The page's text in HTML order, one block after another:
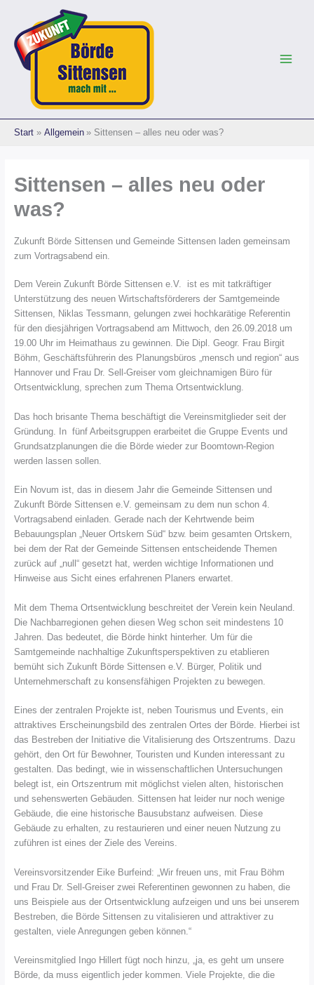
springen
Start Allgemein Sittensen – alles neu oder was?
Sittensen – alles neu oder
was?
Zukunft Börde Sittensen und Gemeinde Sittensen laden gemeinsam
zum Vortragsabend ein.
Dem Verein Zukunft Börde Sittensen e.V. ist es mit tatkräftiger
Unterstützung des neuen Wirtschaftsförderers der Samtgemeinde
Sittensen, Niklas Tessmann, gelungen zwei hochkarätige Referentin
für den diesjährigen Vortragsabend am Mittwoch, den 26.09.2018 um
19.00 Uhr im Heimathaus zu gewinnen. Die Dipl. Geogr. Frau Birgit
Böhm, Geschäftsführerin des Planungsbüros „mensch und region“ aus
Hannover und Frau Dr. Sell-Greiser vom gleichnamigen Büro für
Ortsentwicklung, sprechen zum Thema Ortsentwicklung.
Das hoch brisante Thema beschäftigt die Vereinsmitglieder seit der
Gründung. In fünf Arbeitsgruppen erarbeitet die Gruppe Events und
Grundsatzplanungen die die Börde wieder zur Boomtown-Region
werden lassen sollen.
Ein Novum ist, das in diesem Jahr die Gemeinde Sittensen und
Zukunft Börde Sittensen e.V. gemeinsam zu dem nun schon 4.
Vortragsabend einladen. Gerade nach der Kehrtwende beim
Bebauungsplan „Neuer Ortskern Süd“ bzw. beim gesamten Ortskern,
bei dem der Rat der Gemeinde Sittensen entscheidende Themen
zurück auf „null“ gesetzt hat, werden wichtige Informationen und
Hinweise aus Sicht eines erfahrenen Planers erwartet.
Mit dem Thema Ortsentwicklung beschreitet der Verein kein Neuland.
Die Nachbarregionen gehen diesen Weg schon seit mindestens 10
Jahren. Das bedeutet, die Börde hinkt hinterher. Um für die
Samtgemeinde nachhaltige Zukunftsperspektiven zu etablieren
bemüht sich Zukunft Börde Sittensen e.V. Bürger, Politik und
Unternehmerschaft zu konsensfähigen Projekten zu bewegen.
Eines der zentralen Projekte ist, neben Tourismus und Events, ein
attraktives Erscheinungsbild des zentralen Ortes der Börde. Hierbei ist
das Bestreben der Initiative die Vitalisierung des Ortszentrums. Dazu
gehört, den Ort für Bewohner, Touristen und Kunden interessant zu
gestalten. Das bedingt, wie in wissenschaftlichen Untersuchungen
belegt ist, ein Ortszentrum mit möglichst vielen alten, historischen
und sehenswerten Gebäuden. Sittensen hat leider nur noch wenige
Gebäude, die eine historische Bausubstanz aufweisen. Diese
Gebäude zu erhalten, zu restaurieren und einer neuen Nutzung zu
zuführen ist eines der Ziele des Vereins.
Vereinsvorsitzender Eike Burfeind: „Wir freuen uns, mit Frau Böhm
und Frau Dr. Sell-Greiser zwei Referentinen gewonnen zu haben, die
uns Beispiele aus der Ortsentwicklung aufzeigen und uns bei unserem
Bestreben, die Börde Sittensen zu vitalisieren und attraktiver zu
gestalten, viele Anregungen geben können.“
Vereinsmitglied Ingo Hillert fügt noch hinzu, „ja, es geht um unsere
Börde, da muss eigentlich jeder kommen. Viele Projekte, die die